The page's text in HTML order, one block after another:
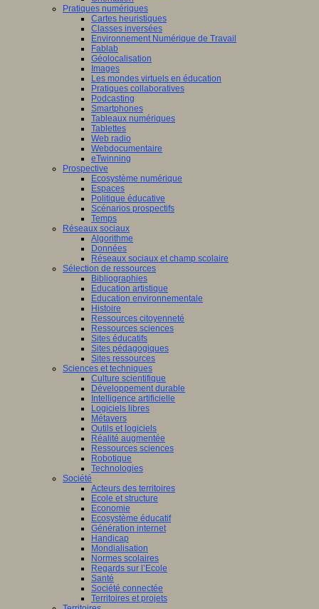
Pratiques numériques
Cartes heuristiques
Classes inversées
Environnement Numérique de Travail
Fablab
Géolocalisation
Images
Les mondes virtuels en éducation
Pratiques collaboratives
Podcasting
Smartphones
Tableaux numériques
Tablettes
Web radio
Webdocumentaire
eTwinning
Prospective
Ecosystème numérique
Espaces
Politique éducative
Scénarios prospectifs
Temps
Réseaux sociaux
Algorithme
Données
Réseaux sociaux et champ scolaire
Sélection de ressources
Bibliographies
Education artistique
Education environnementale
Histoire
Ressources citoyenneté
Ressources sciences
Sites éducatifs
Sites pédagogiques
Sites ressources
Sciences et techniques
Culture scientifique
Développement durable
Intelligence artificielle
Logiciels libres
Métavers
Outils et logiciels
Réalité augmentée
Ressources sciences
Robotique
Technologies
Société
Acteurs des territoires
Ecole et structure
Economie
Ecosystème éducatif
Génération internet
Handicap
Mondialisation
Normes scolaires
Regards sur l’Ecole
Santé
Société connectée
Territoires et projets